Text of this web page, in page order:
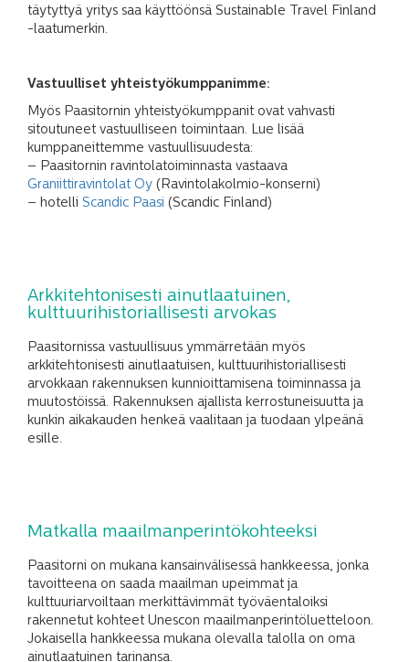
täytyttyä yritys saa käyttöönsä Sustainable Travel Finland
-laatumerkin.
Vastuulliset yhteistyökumppanimme:
Myös Paasitornin yhteistyökumppanit ovat vahvasti
sitoutuneet vastuulliseen toimintaan. Lue lisää
kumppaneittemme vastuullisuudesta:
– Paasitornin ravintolatoiminnasta vastaava
Graniittiravintolat Oy (Ravintolakolmio-konserni)
– hotelli Scandic Paasi (Scandic Finland)
Arkkitehtonisesti ainutlaatuinen,
kulttuurihistoriallisesti arvokas
Paasitornissa vastuullisuus ymmärretään myös
arkkitehtonisesti ainutlaatuisen, kulttuurihistoriallisesti
arvokkaan rakennuksen kunnioittamisena toiminnassa ja
muutostöissä. Rakennuksen ajallista kerrostuneisuutta ja
kunkin aikakauden henkeä vaalitaan ja tuodaan ylpeänä
esille.
Matkalla maailmanperintö­kohteeksi
Paasitorni on mukana kansainvälisessä hankkeessa, jonka
tavoitteena on saada maailman upeimmat ja
kulttuuriarvoiltaan merkittävimmät työväentaloiksi
rakennetut kohteet Unescon maailmanperintöluetteloon.
Jokaisella hankkeessa mukana olevalla talolla on oma
ainutlaatuinen tarinansa.